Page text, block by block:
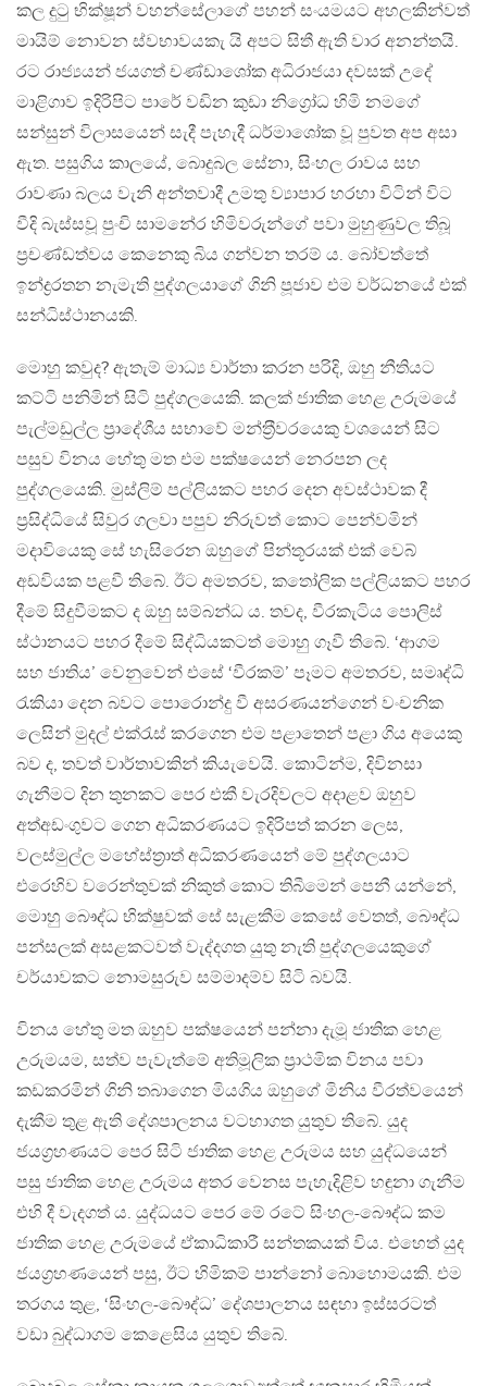
කල දුටු භික්ෂූන් වහන්සේලාගේ පහන් සංයමයට අහලකින්වත්
මායිම් නොවන ස්වභාවයකැ යි අපට සිතී ඇති වාර අනන්තයි.
රට රාජ්‍යයන් ජයගත් චණ්ඩාශෝක අධිරාජයා දවසක් උදේ
මාළිගාව ඉදිරිපිට පාරේ වඩින කුඩා නිග්‍රෝධ හිමි නමගේ
සන්සුන් විලාසයෙන් සැදී පැහැදී ධර්මාශෝක වූ පුවත අප අසා
ඇත. පසුගිය කාලයේ, බොදුබල සේනා, සිංහල රාවය සහ
රාවණා බලය වැනි අන්තවාදී උමතු ව්‍යාපාර හරහා විටින් විට
වීදි බැස්සවූ පුංචි සාමනේර හිමිවරුන්ගේ පවා මුහුණුවල තිබූ
ප‍්‍රචණ්ඩත්වය කෙනෙකු බිය ගන්වන තරම් ය. බෝවත්තේ
ඉන්ද්‍රරතන නැමැති පුද්ගලයාගේ ගිනි පූජාව එම වර්ධනයේ එක්
සන්ධිස්ථානයකි.
මොහු කවුද? ඇතැම් මාධ්‍ය වාර්තා කරන පරිදි, ඔහු නීතියට
කට්ටි පනිමින් සිටි පුද්ගලයෙකි. කලක් ජාතික හෙළ උරුමයේ
පැල්මඩුල්ල ප‍්‍රාදේශීය සභාවේ මන්ත‍්‍රීවරයෙකු වශයෙන් සිට
පසුව විනය හේතු මත එම පක්ෂයෙන් නෙරපන ලද
පුද්ගලයෙකි. මුස්ලිම් පල්ලියකට පහර දෙන අවස්ථාවක දී
ප‍්‍රසිද්ධියේ සිවුර ගලවා පපුව නිරුවත් කොට පෙන්වමින්
මදාවියෙකු සේ හැසිරෙන ඔහුගේ පින්තූරයක් එක් වෙබ්
අඩවියක පළවී තිබේ. ඊට අමතරව, කතෝලික පල්ලියකට පහර
දීමේ සිදුවීමකට ද ඔහු සම්බන්ධ ය. තවද, වීරකැටිය පොලිස්
ස්ථානයට පහර දීමේ සිද්ධියකටත් මොහු ගෑවී තිබේ. ‘ආගම
සහ ජාතිය’ වෙනුවෙන් එසේ ‘වීරකම්’ පෑමට අමතරව, සමෘද්ධි
රැකියා දෙන බවට පොරොන්දු වී අසරණයන්ගෙන් වංචනික
ලෙසින් මුදල් එක්රැස් කරගෙන එම පළාතෙන් පළා ගිය අයෙකු
බව ද, තවත් වාර්තාවකින් කියැවෙයි. කොටින්ම, දිවිනසා
ගැනීමට දින තුනකට පෙර එකී වැරදිවලට අදාළව ඔහුව
අත්අඩංගුවට ගෙන අධිකරණයට ඉදිරිපත් කරන ලෙස,
වලස්මුල්ල මහේස්ත‍්‍රාත් අධිකරණයෙන් මේ පුද්ගලයාට
එරෙහිව වරෙන්තුවක් නිකුත් කොට තිබීමෙන් පෙනී යන්නේ,
මොහු බෞද්ධ භික්ෂුවක් සේ සැළකීම කෙසේ වෙතත්, බෞද්ධ
පන්සලක් අසළකටවත් වැද්දගත යුතු නැති පුද්ගලයෙකුගේ
චර්යාවකට නොමසුරුව සම්මාදම්ව සිටි බවයි.
විනය හේතු මත ඔහුව පක්ෂයෙන් පන්නා දැමූ ජාතික හෙළ
උරුමයම, සත්ව පැවැත්මේ අතිමූලික ප‍්‍රාථමික විනය පවා
කඩකරමින් ගිනි තබාගෙන මියගිය ඔහුගේ මිනිය වීරත්වයෙන්
දැකීම තුළ ඇති දේශපාලනය වටහාගත යුතුව තිබේ. යුද
ජයග‍්‍රහණයට පෙර සිටි ජාතික හෙළ උරුමය සහ යුද්ධයෙන්
පසු ජාතික හෙළ උරුමය අතර වෙනස පැහැදිළිව හඳුනා ගැනීම
එහි දී වැදගත් ය. යුද්ධයට පෙර මේ රටේ සිංහල-බෞද්ධ කම
ජාතික හෙළ උරුමයේ ඒකාධිකාරී සන්තකයක් විය. එහෙත් යුද
ජයග‍්‍රහණයෙන් පසු, ඊට හිමිකම් පාන්නෝ බොහොමයකි. එම
තරගය තුළ, ‘සිංහල-බෞද්ධ’ දේශපාලනය සඳහා ඉස්සරටත්
වඩා බුද්ධාගම කෙළෙසිය යුතුව තිබේ.